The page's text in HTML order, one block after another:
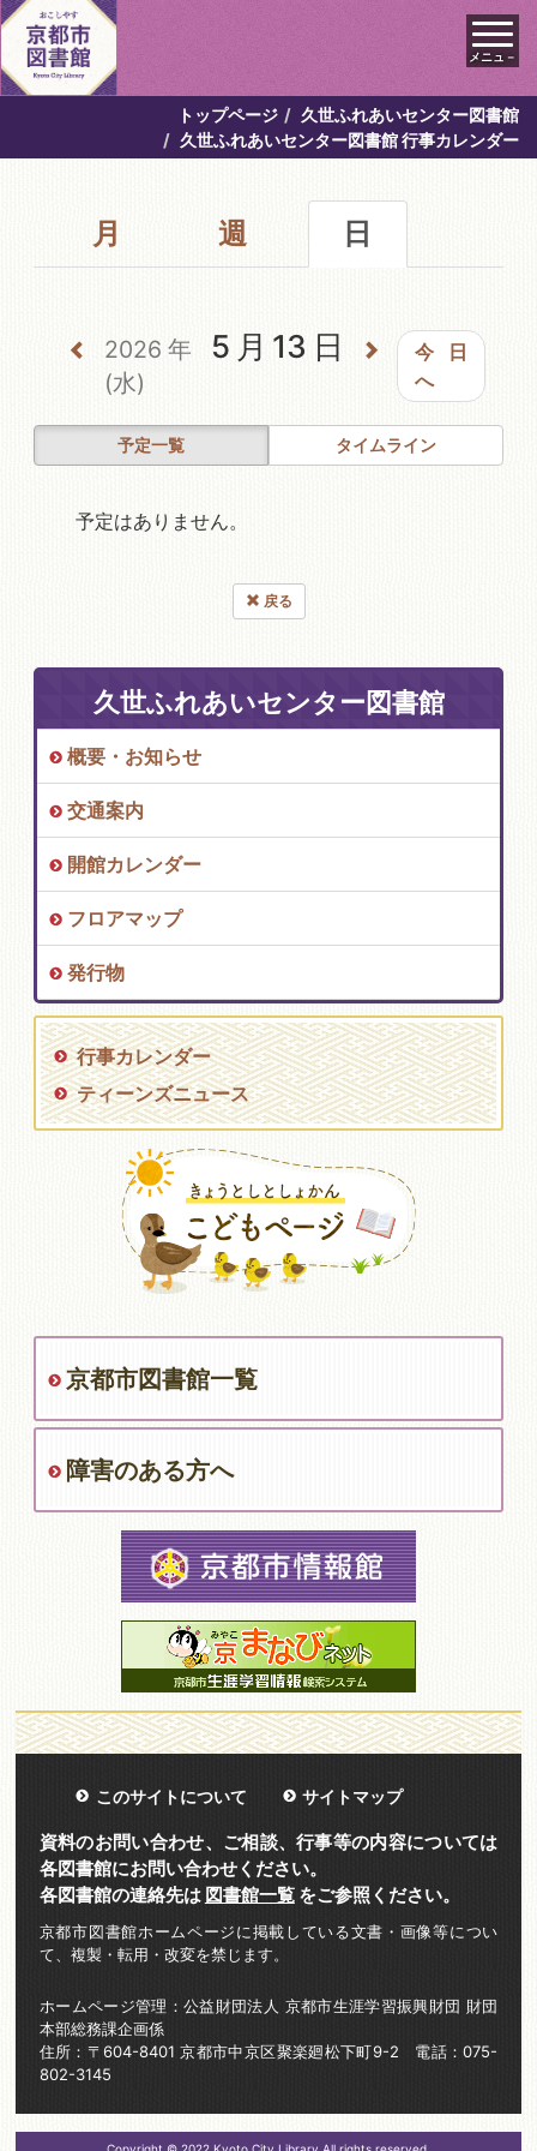
メニュ－
トップページ
久世ふれあいセンター図書館
久世ふれあいセンター図書館 行事カレンダー
月 週 日
2026年 5月13日
(水)
今日
へ
予定一覧 タイムライン
予定はありません。
戻る
久世ふれあいセンター図書館
概要・お知らせ
交通案内
開館カレンダー
フロアマップ
発行物
行事カレンダー
ティーンズニュース
京都市図書館一覧
障害のある方へ
このサイトについて サイトマップ
資料のお問い合わせ、ご相談、行事等の内容については
各図書館にお問い合わせください。
各図書館の連絡先は 図書館一覧をご参照ください。
京都市図書館ホームページに掲載している文書・画像等につい
て、複製・転用・改変を禁じます。
ホームページ管理：公益財団法人 京都市生涯学習振興財団 財団
本部総務課企画係
住所：〒604-8401 京都市中京区聚楽廻松下町9-2 電話：075-
802-3145